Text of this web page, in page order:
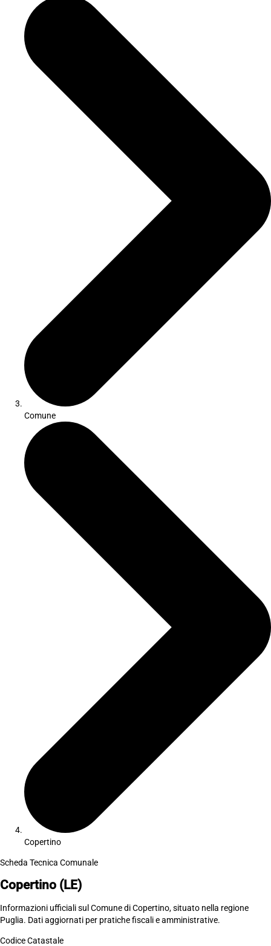
Comune
Copertino
Scheda Tecnica Comunale
Copertino (LE)
Informazioni ufficiali sul Comune di Copertino, situato nella regione
Puglia. Dati aggiornati per pratiche fiscali e amministrative.
Codice Catastale